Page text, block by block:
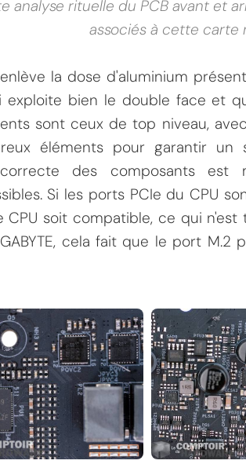
analyse rituelle du PCB avant et
associés à cette carte
la dose d'aluminium
exploite bien le double face et
sont ceux de top niveau,
éléments pour garantir
correcte des composants
Si les ports PCIe du CPU
soit compatible, ce qui n'est
cela fait que le port M.2